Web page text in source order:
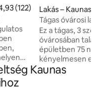
értékelés: 5/4,93, 122
(122)
Lakás – Kaunas
Tágas óvárosi
Ez a tágas, 3
óvárosában
épületben 75
kényelmesen
Magas
Kaunas